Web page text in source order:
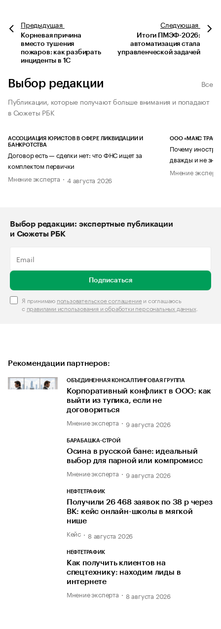
Предыдущая
Корневая причина
вместо тушения
пожаров: как разбирать
инциденты в 1С
Следующая
Итоги ПМЭФ-2026:
автоматизация стала
управленческой задачей
Выбор редакции
Все
Публикации, которые получают больше внимания и попадают
в Сюжеты РБК
АССОЦИАЦИЯ ЮРИСТОВ В СФЕРЕ ЛИКВИДАЦИИ И
БАНКРОТСТВА
Договор есть — сделки нет: что ФНС ищет за
комплектом первички
Мнение эксперта
4 августа 2026
ООО «МАКС ТРАСТ»
Почему
дважды и не
Мнение
Выбор редакции: экспертные публикации
и Сюжеты РБК
Подписаться
Я принимаю пользовательское соглашениеи соглашаюсь
с правилами использования и обработки персональных данных.
Рекомендации партнеров:
ОБЪЕДИНЕННАЯ КОНСАЛТИНГОВАЯ ГРУППА
Корпоративный конфликт в ООО: как
выйти из тупика, если не
договориться
Мнение эксперта 9 августа 2026
БАРАБАШКА-СТРОЙ
Осина в русской бане: идеальный
выбор для парной или компромисс
Мнение эксперта 9 августа 2026
НЕФТЕТРАФИК
Получили 26 468 заявок по 38 р через
ВК: кейс онлайн-школы в мягкой
нише
Кейс 8 августа 2026
НЕФТЕТРАФИК
Как получить клиентов на
спецтехнику: находим лиды в
интернете
Мнение эксперта 8 августа 2026